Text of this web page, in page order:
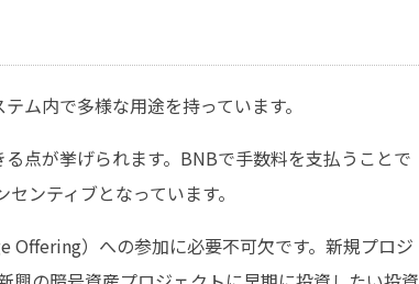
ム内で多様な用途を持っています。
点が挙げられます。BNBで手数料を支払うことで
ンティブとなっています。
Offering）への参加に必要不可欠です。新規プロジ